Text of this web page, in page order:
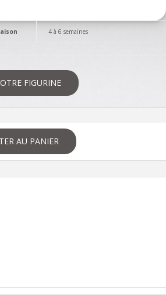
4 à 6 semaines
FIGURINE
AU PANIER